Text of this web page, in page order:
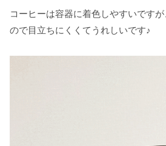
コーヒーは容器に着色しやすいです
ので目立ちにくくてうれしいです♪